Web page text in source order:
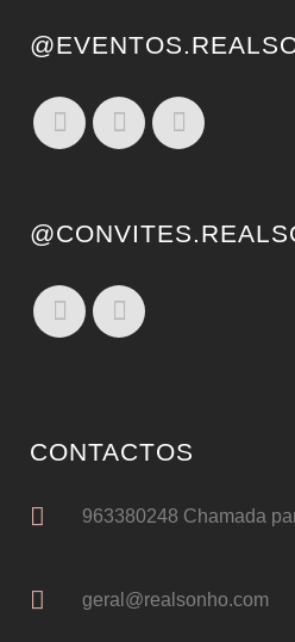
CONTACTOS
963380248 Chamada
geral@realsonho.com